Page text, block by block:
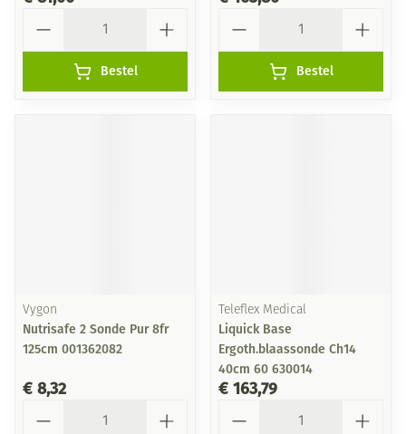
Bestel Bestel
Vygon
Nutrisafe 2 Sonde Pur 8fr
125cm 001362082
€ 8,32
Teleflex Medical
Liquick Base
Ergoth.blaassonde Ch14
40cm 60 630014
€ 163,79